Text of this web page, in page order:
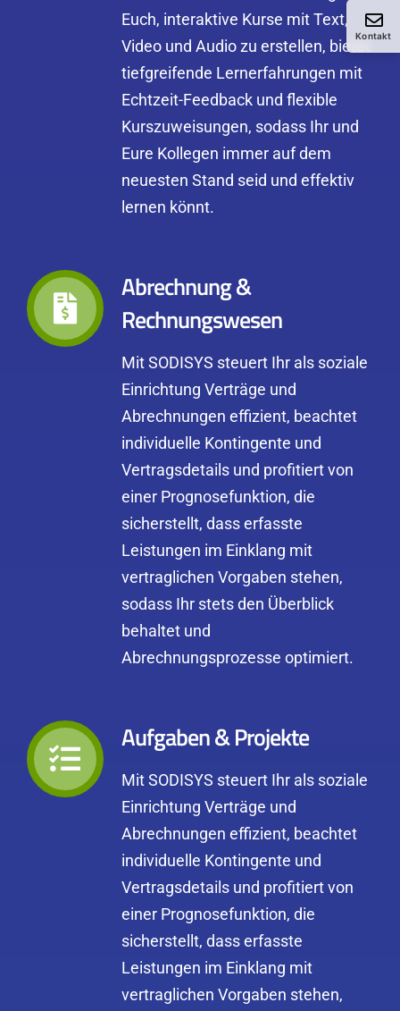
Kontakt
Euch, interaktive Kurse mit Text,
Video und Audio zu erstellen, bietet
tiefgreifende Lernerfahrungen mit
Echtzeit-Feedback und flexible
Kurszuweisungen, sodass Ihr und
Eure Kollegen immer auf dem
neuesten Stand seid und effektiv
lernen könnt.
Abrechnung &
Rechnungswesen
Mit SODISYS steuert Ihr als soziale
Einrichtung Verträge und
Abrechnungen effizient, beachtet
individuelle Kontingente und
Vertragsdetails und profitiert von
einer Prognosefunktion, die
sicherstellt, dass erfasste
Leistungen im Einklang mit
vertraglichen Vorgaben stehen,
sodass Ihr stets den Überblick
behaltet und
Abrechnungsprozesse optimiert.
Aufgaben & Projekte
Mit SODISYS steuert Ihr als soziale
Einrichtung Verträge und
Abrechnungen effizient, beachtet
individuelle Kontingente und
Vertragsdetails und profitiert von
einer Prognosefunktion, die
sicherstellt, dass erfasste
Leistungen im Einklang mit
vertraglichen Vorgaben stehen,